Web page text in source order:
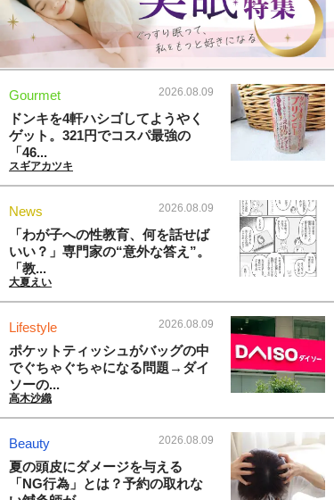
Gourmet 2026.08.09
ドンキを4軒ハシゴしてようやく
ゲット。321円でコスパ最強の
「46...
スギアカツキ
News 2026.08.09
「わが子への性教育、何を話せば
いい？」専門家の“意外な答え”。
「教...
大夏えい
Lifestyle 2026.08.09
ポケットティッシュがバッグの中
でぐちゃぐちゃになる問題→ダイ
ソーの...
高木沙織
Beauty 2026.08.09
夏の頭皮にダメージを与える
「NG行為」とは？予約の取れな